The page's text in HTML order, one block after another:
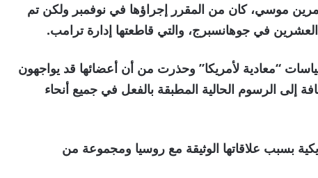
موسي، كان من المقرر إجراؤها في نوفمبر ولكن تم
في جوهانسبرج، والتي قاطعتها إدارة ترامب.
“معادية لأمريكا” وحذرت من أن أعضائها قد يواجهون
في المائة بالإضافة إلى الرسوم الحالية المطبقة بالفعل في جميع أنحاء
بسبب علاقاتها الوثيقة مع روسيا ومجموعة من